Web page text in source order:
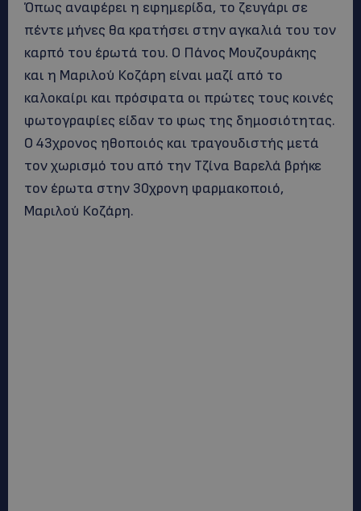
Όπως αναφέρει η εφημερίδα, το ζευγάρι σε
πέντε μήνες θα κρατήσει στην αγκαλιά του τον
καρπό του έρωτά του. Ο Πάνος Μουζουράκης
και η Μαριλού Κοζάρη είναι μαζί από το
καλοκαίρι και πρόσφατα οι πρώτες τους κοινές
φωτογραφίες είδαν το φως της δημοσιότητας.
Ο 43χρονος ηθοποιός και τραγουδιστής μετά
τον χωρισμό του από την Τζίνα Βαρελά βρήκε
τον έρωτα στην 30χρονη φαρμακοποιό,
Μαριλού Κοζάρη.